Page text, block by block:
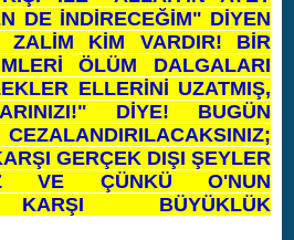
DE İNDİRECEĞİM" DİYEN
ZALİM KİM VARDIR! BİR
ÖLÜM DALGALARI
ELLERİNİ UZATMIŞ,
DİYE! BUGÜN
GERÇEK DIŞI ŞEYLER
VE ÇÜNKÜ O'NUN
KARŞI BÜYÜKLÜK